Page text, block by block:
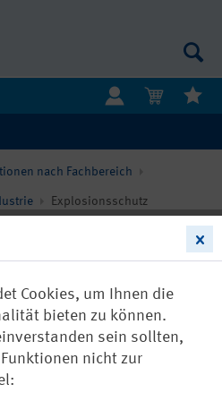
nach Fachbereich
Explosionsschutz
Cookies, um Ihnen die
bieten zu können.
sein sollten,
nicht zur